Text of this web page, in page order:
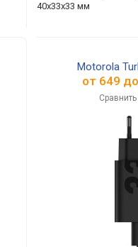
40x33x33 мм
Motorola
от 649 до